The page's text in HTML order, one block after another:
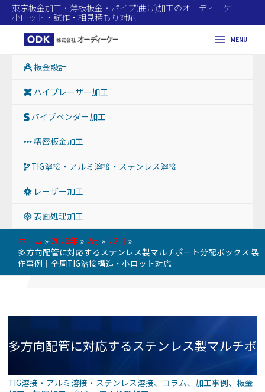
東京板金加工・薄板板金・パイプ(曲げ)加工のオーディーケー｜
小ロット・試作・相見積もり対応
MENU
板金設計
パイプレーザー加工
パイプベンダー加工
精密板金加工
TIG溶接・アルミ溶接・ステンレス溶接
レーザー加工
表面処理加工
ホーム 2026年 2月
22日
多方向配管に対応するステンレス製マルチポート分配ボックス 製
作事例｜全周TIG溶接構造・小ロット対応
多方向配管に対応するステンレス製マルチポ
TIG溶接・アルミ溶接・ステンレス溶接、 コラム、 加工事例、 板金